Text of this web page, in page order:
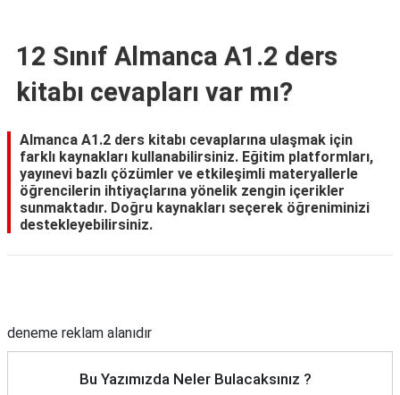
12 Sınıf Almanca A1.2 ders
kitabı cevapları var mı?
Almanca A1.2 ders kitabı cevaplarına ulaşmak için
farklı kaynakları kullanabilirsiniz. Eğitim platformları,
yayınevi bazlı çözümler ve etkileşimli materyallerle
öğrencilerin ihtiyaçlarına yönelik zengin içerikler
sunmaktadır. Doğru kaynakları seçerek öğreniminizi
destekleyebilirsiniz.
deneme reklam alanıdır
Bu Yazımızda Neler Bulacaksınız ?